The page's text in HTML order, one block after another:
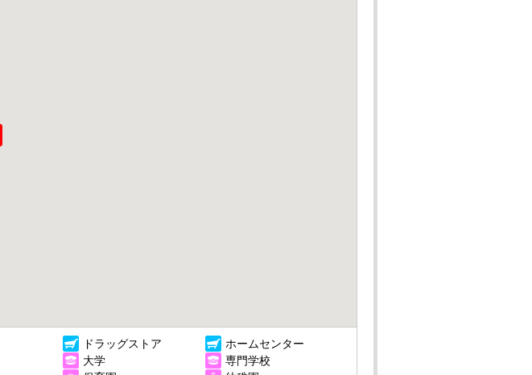
ドラッグストア
ホームセンター
大学
専門学校